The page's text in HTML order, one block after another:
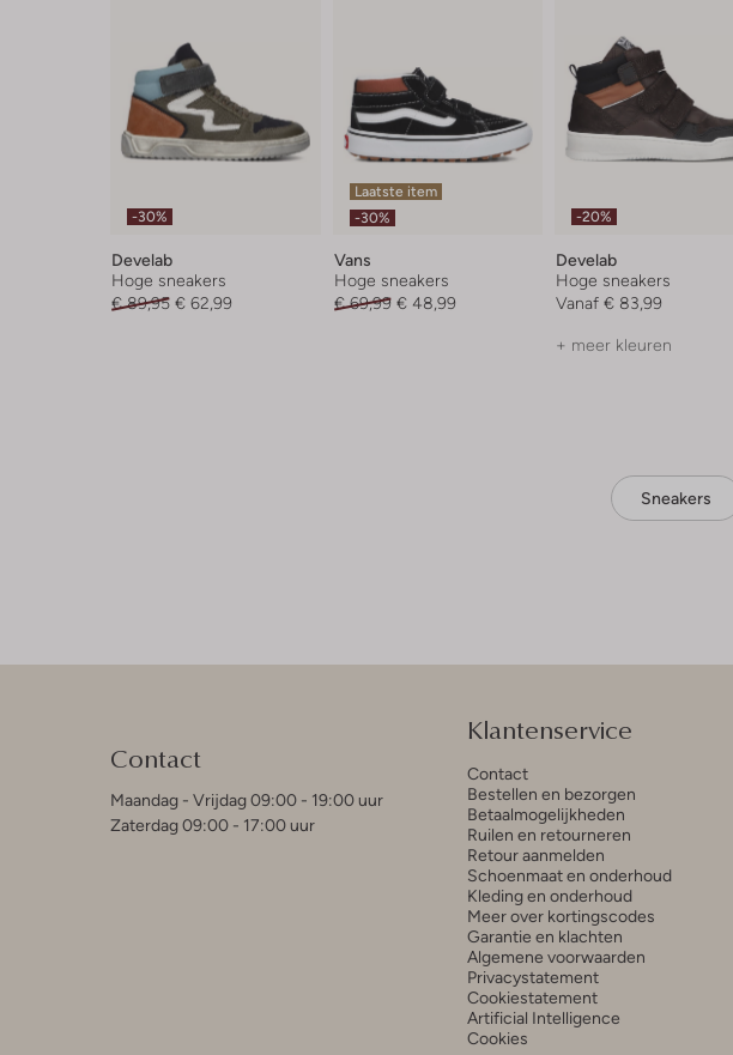
-30%
Develab
Hoge sneakers
€ 89,95 € 62,99
Laatste item
-30%
Vans
Hoge sneakers
€ 69,99 € 48,99
-20%
Develab
Hoge sneakers
Vanaf € 83,99
+ meer kleuren
Sneakers
Contact
Maandag - Vrijdag 09:00 - 19:00 uur
Zaterdag 09:00 - 17:00 uur
Klantenservice
Contact
Bestellen en bezorgen
Betaalmogelijkheden
Ruilen en retourneren
Retour aanmelden
Schoenmaat en onderhoud
Kleding en onderhoud
Meer over kortingscodes
Garantie en klachten
Algemene voorwaarden
Privacystatement
Cookiestatement
Artificial Intelligence
Cookies